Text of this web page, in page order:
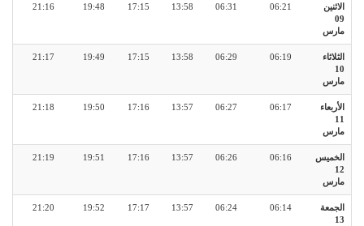
الاثنين
09
مارس
06:21
06:31
13:58
17:15
19:48
21:16
الثلاثاء
10
مارس
06:19
06:29
13:58
17:15
19:49
21:17
الأربعاء
11
مارس
06:17
06:27
13:57
17:16
19:50
21:18
الخميس
12
مارس
06:16
06:26
13:57
17:16
19:51
21:19
الجمعة
13
06:14
06:24
13:57
17:17
19:52
21:20